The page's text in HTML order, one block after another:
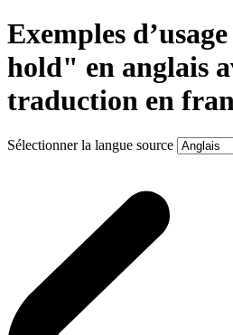
Exemples
hold" en anglais
traduction en
Sélectionner la langue source